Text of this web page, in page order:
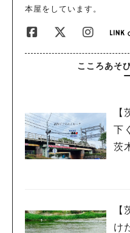
本屋をしています。
こころあそ
下
茨
け